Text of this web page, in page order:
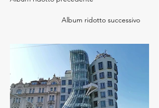
Album ridotto successivo